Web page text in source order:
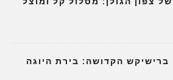
ברישיקש הקדושה: בירת היוגה